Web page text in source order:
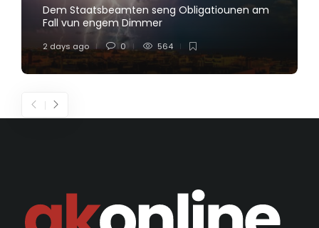
Dem Staatsbeamten seng Obligatiounen am
Fall vun engem Dimmer
2 days ago 0 564